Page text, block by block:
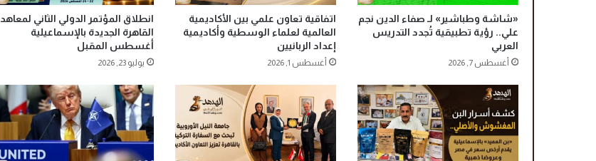
ظ
ة
ف
ض
ل
ع
ا
ر
ا
ف
ص
ل
و
«شاشة وطباشير» لـ صفاء الدين نجم
علي.. رؤية تطبيقية تُجدد التدريس
العربي
أغسطس 7, 2026
اتفاقية تعاون علمي بين الأكاديمية
العالمية لعلماء الوسطية وأكاديمية
إعداد الربانيين
أغسطس 1, 2026
انطلاق المؤتمر الدولي الثاني لمعاهد
القاهرة الجديدة بالإسماعيلية
أغسطس المقبل
يوليو 23, 2026